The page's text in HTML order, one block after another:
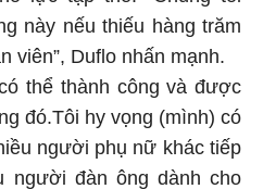
này nếu thiếu hàng trăm
viên”, Duflo nhấn mạnh.
thể thành công và được
đó.Tôi hy vọng (mình) có
người phụ nữ khác tiếp
người đàn ông dành cho